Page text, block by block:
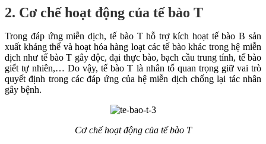
2. Cơ chế hoạt động của tế bào T
Trong đáp ứng miễn dịch, tế bào T hỗ trợ kích hoạt tế bào B sản
xuất kháng thể và hoạt hóa hàng loạt các tế bào khác trong hệ miễn
dịch như tế bào T gây độc, đại thực bào, bạch cầu trung tính, tế bào
giết tự nhiên,… Do vậy, tế bào T là nhân tố quan trọng giữ vai trò
quyết định trong các đáp ứng của hệ miễn dịch chống lại tác nhân
gây bệnh.
Cơ chế hoạt động của tế bào T